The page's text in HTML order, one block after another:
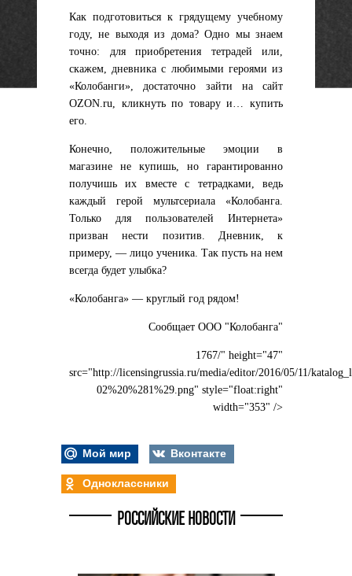
Как подготовиться к грядущему учебному
году, не выходя из дома? Одно мы знаем
точно: для приобретения тетрадей или,
скажем, дневника с любимыми героями из
«Колобанги», достаточно зайти на сайт
OZON.ru, кликнуть по товару и… купить
его.
Конечно, положительные эмоции в
магазине не купишь, но гарантированно
получишь их вместе с тетрадками, ведь
каждый герой мультсериала «Колобанга.
Только для пользователей Интернета»
призван нести позитив. Дневник, к
примеру, — лицо ученика. Так пусть на нем
всегда будет улыбка?
«Колобанга» — круглый год рядом!
Сообщает ООО "Колобанга"
1767/" height="47"
src="http://licensingrussia.ru/media/editor/2016/05/11/
02%20%281%29.png" style="float:right"
width="353" />
Мой мир
Вконтакте
Одноклассники
РОССИЙСКИЕ НОВОСТИ